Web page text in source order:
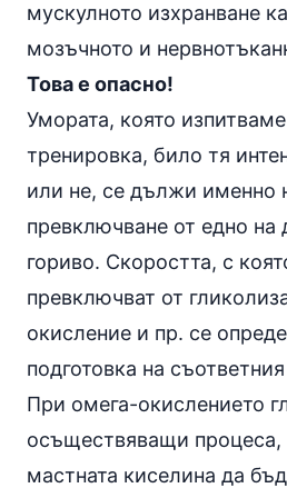
мускулното изхранване
мозъчното и
Това е опасно!
Умората, която
тренировка, било тя
или не, се дължи именно
превключване от едно на
гориво. Скоростта, с
превключват от
окисление и пр. се
подготовка на
При омега-окислението
осъществяващи
мастната киселина да